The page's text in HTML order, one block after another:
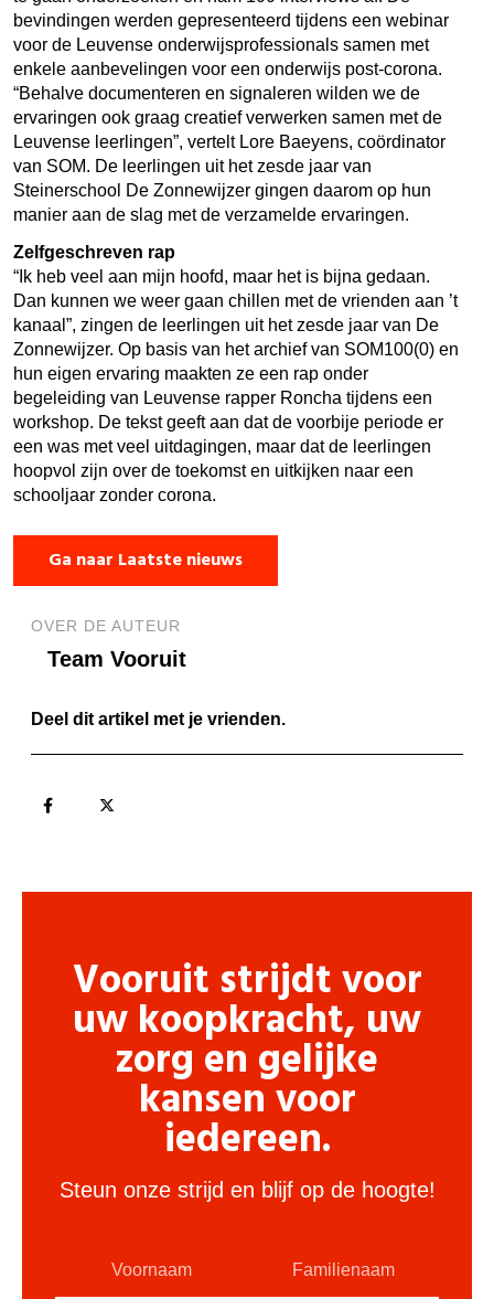
bevindingen werden gepresenteerd tijdens een webinar
voor de Leuvense onderwijsprofessionals samen met
enkele aanbevelingen voor een onderwijs post-corona.
“Behalve documenteren en signaleren wilden we de
ervaringen ook graag creatief verwerken samen met de
Leuvense leerlingen”, vertelt Lore Baeyens, coördinator
van SOM. De leerlingen uit het zesde jaar van
Steinerschool De Zonnewijzer gingen daarom op hun
manier aan de slag met de verzamelde ervaringen.
Zelfgeschreven rap
“Ik heb veel aan mijn hoofd, maar het is bijna gedaan.
Dan kunnen we weer gaan chillen met de vrienden aan ’t
kanaal”, zingen de leerlingen uit het zesde jaar van De
Zonnewijzer. Op basis van het archief van SOM100(0) en
hun eigen ervaring maakten ze een rap onder
begeleiding van Leuvense rapper Roncha tijdens een
workshop. De tekst geeft aan dat de voorbije periode er
een was met veel uitdagingen, maar dat de leerlingen
hoopvol zijn over de toekomst en uitkijken naar een
schooljaar zonder corona.
Ga naar Laatste nieuws
OVER DE AUTEUR
Team Vooruit
Deel dit artikel met je vrienden.
Vooruit strijdt voor
uw koopkracht, uw
zorg en gelijke
kansen voor
iedereen.
Steun onze strijd en blijf op de hoogte!